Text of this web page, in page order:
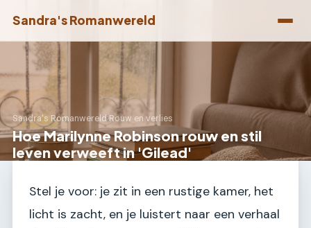
Sandra's Romanwereld
Sandra's Romanwereld›Rouw en verlies
Hoe Marilynne Robinson rouw en stil
leven verweeft in 'Gilead'
Stel je voor: je zit in een rustige kamer, het
licht is zacht, en je luistert naar een verhaal